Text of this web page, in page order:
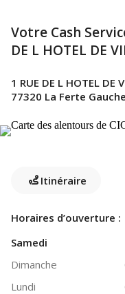
Votre Cash
DE L HOTEL DE
1 RUE DE L HOTEL DE
77320 La Ferte
Itinéraire
Horaires d’ouverture :
Samedi
Dimanche
Lundi